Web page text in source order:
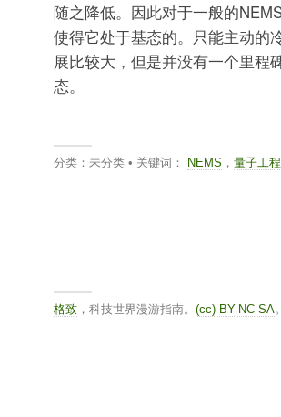
随之降低。因此对于一般的
使得它处于基态的。只能主动的
展比较大，但是并没有一个里程
态。
分类：未分类 • 关键词： NEMS ， 量子工
格致，科技世界漫游指南。 (cc) BY-NC-SA